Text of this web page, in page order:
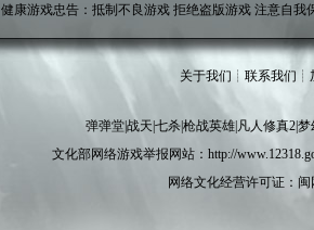
健康游戏忠告：抵制不良游戏 拒绝盗版游戏 注意自
关于我们 ┊ 联系我们 ┊
弹弹堂战天 七杀枪战英雄 凡人修真2梦
文化部网络游戏举报网站：http://
网络文化经营许可证：